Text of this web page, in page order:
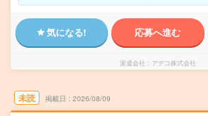
気になる! 応募へ進む
派遣会社 アデコ株式会社
未読 掲載日 2026/08/09